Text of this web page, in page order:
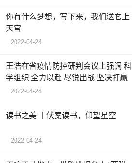
你有什么梦想，写下来，我们送它上
天宫
2022-04-24
王浩在省疫情防控研判会议上强调 科
学组织 全力以赴 尽锐出战 坚决打赢
2022-04-24
读书之美 丨伏案读书，仰望星空
2022-04-24